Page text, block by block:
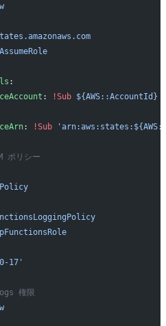
:
: !Sub ${AWS::AccountId}
: !Sub
ポリシー
17'
権限